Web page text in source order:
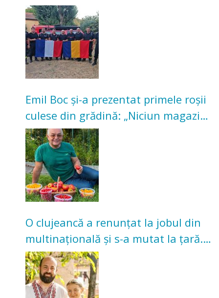
incendii de vegetație și pădure
Emil Boc și-a prezentat primele roșii
culese din grădină: „Niciun magazin
nu poate oferi această satisfacție”
O clujeancă a renunțat la jobul din
multinațională și s-a mutat la țară.
Acum cultivă legume în grădina
bunicilor